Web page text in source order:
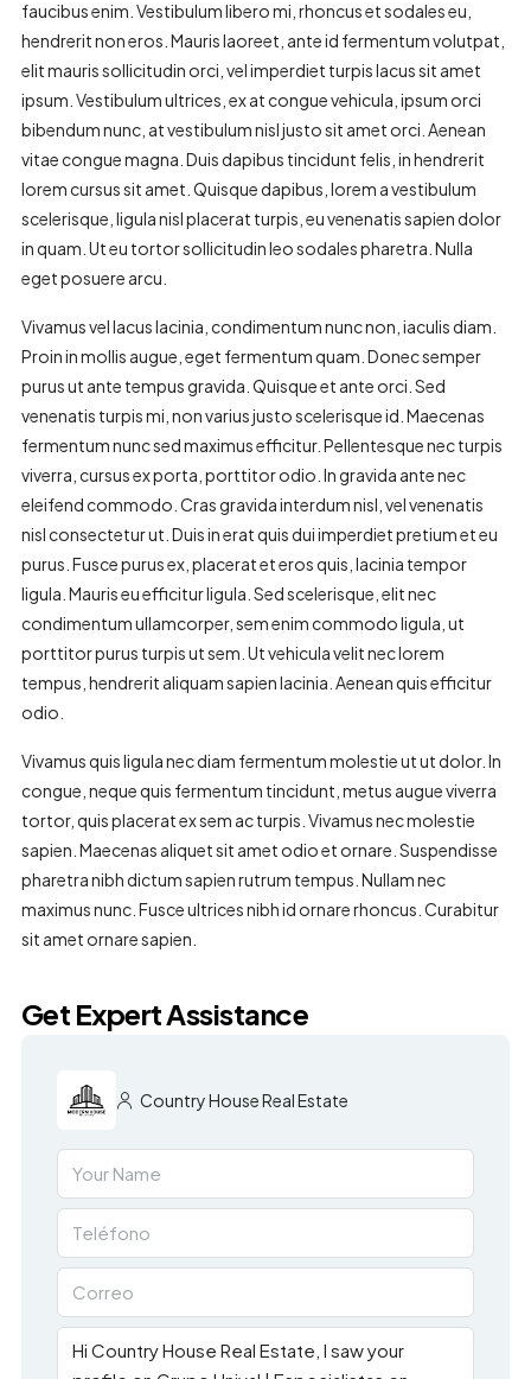
Get Expert Assistance
Country House Real Estate
faucibus enim. Vestibulum libero mi, rhoncus et sodales eu,
hendrerit non eros. Mauris laoreet, ante id fermentum volutpat,
elit mauris sollicitudin orci, vel imperdiet turpis lacus sit amet
ipsum. Vestibulum ultrices, ex at congue vehicula, ipsum orci
bibendum nunc, at vestibulum nisl justo sit amet orci. Aenean
vitae congue magna. Duis dapibus tincidunt felis, in hendrerit
lorem cursus sit amet. Quisque dapibus, lorem a vestibulum
scelerisque, ligula nisl placerat turpis, eu venenatis sapien dolor
in quam. Ut eu tortor sollicitudin leo sodales pharetra. Nulla
eget posuere arcu.
Vivamus vel lacus lacinia, condimentum nunc non, iaculis diam.
Proin in mollis augue, eget fermentum quam. Donec semper
purus ut ante tempus gravida. Quisque et ante orci. Sed
venenatis turpis mi, non varius justo scelerisque id. Maecenas
fermentum nunc sed maximus efficitur. Pellentesque nec turpis
viverra, cursus ex porta, porttitor odio. In gravida ante nec
eleifend commodo. Cras gravida interdum nisl, vel venenatis
nisl consectetur ut. Duis in erat quis dui imperdiet pretium et eu
purus. Fusce purus ex, placerat et eros quis, lacinia tempor
ligula. Mauris eu efficitur ligula. Sed scelerisque, elit nec
condimentum ullamcorper, sem enim commodo ligula, ut
porttitor purus turpis ut sem. Ut vehicula velit nec lorem
tempus, hendrerit aliquam sapien lacinia. Aenean quis efficitur
odio.
Vivamus quis ligula nec diam fermentum molestie ut ut dolor. In
congue, neque quis fermentum tincidunt, metus augue viverra
tortor, quis placerat ex sem ac turpis. Vivamus nec molestie
sapien. Maecenas aliquet sit amet odio et ornare. Suspendisse
pharetra nibh dictum sapien rutrum tempus. Nullam nec
maximus nunc. Fusce ultrices nibh id ornare rhoncus. Curabitur
sit amet ornare sapien.